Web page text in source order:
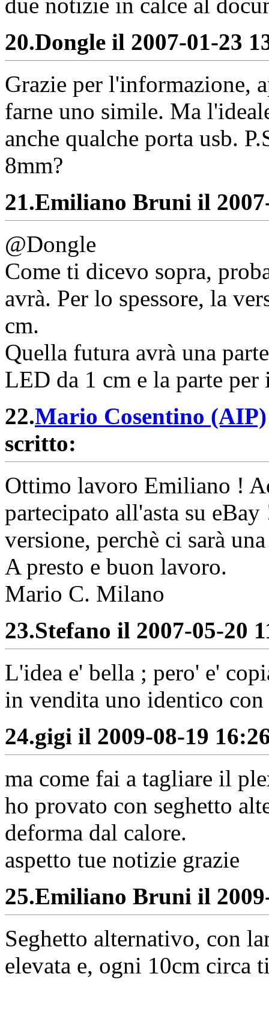
20.Dongle il 2007-01-23
Grazie per l'informazione,
farne uno simile. Ma
anche qualche porta usb.
8mm?
21.Emiliano Bruni il
@Dongle
Come ti dicevo sopra,
avrà. Per lo spessore, la
cm.
Quella futura avrà una
LED da 1 cm e la parte
22.Mario Cosentino (AIP)
scritto:
Ottimo lavoro Emiliano !
partecipato all'asta su
versione, perchè ci sarà
A presto e buon lavoro.
Mario C. Milano
23.Stefano il 2007-05-20
L'idea e' bella ; pero' e'
in vendita uno identico
24.gigi il 2009-08-19
ma come fai a tagliare il
ho provato con seghetto
deforma dal calore.
aspetto tue notizie grazie
25.Emiliano Bruni il
Seghetto alternativo, con
elevata e, ogni 10cm circa